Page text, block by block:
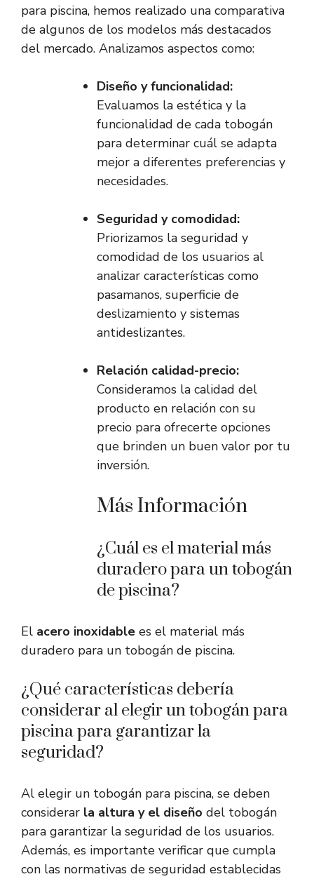
para piscina, hemos realizado una comparativa
de algunos de los modelos más destacados
del mercado. Analizamos aspectos como:
Diseño y funcionalidad:
Evaluamos la estética y la
funcionalidad de cada tobogán
para determinar cuál se adapta
mejor a diferentes preferencias y
necesidades.
Seguridad y comodidad:
Priorizamos la seguridad y
comodidad de los usuarios al
analizar características como
pasamanos, superficie de
deslizamiento y sistemas
antideslizantes.
Relación calidad-precio:
Consideramos la calidad del
producto en relación con su
precio para ofrecerte opciones
que brinden un buen valor por tu
inversión.
Más Información
¿Cuál es el material más
duradero para un tobogán
de piscina?
El acero inoxidable es el material más
duradero para un tobogán de piscina.
¿Qué características debería
considerar al elegir un tobogán para
piscina para garantizar la
seguridad?
Al elegir un tobogán para piscina, se deben
considerar la altura y el diseño del tobogán
para garantizar la seguridad de los usuarios.
Además, es importante verificar que cumpla
con las normativas de seguridad establecidas